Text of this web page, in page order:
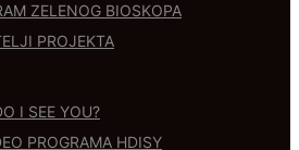
ZELENOG BIOSKOPA
PROJEKTA
I SEE YOU?
PROGRAMA HDISY